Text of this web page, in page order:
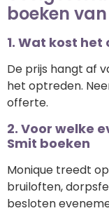
boeken
1. Wat kost
De prijs hangt af
het optreden.
offerte.
2. Voor welke
Smit boeken
Monique treedt
bruiloften,
besloten